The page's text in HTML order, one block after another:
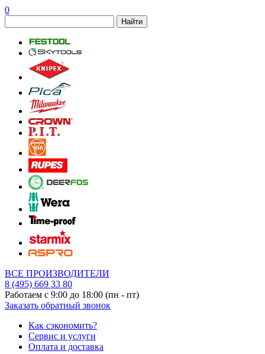
0
Найти
ВСЕ ПРОИЗВОДИТЕЛИ
8 (495) 669 33 80
Работаем с 9:00 до 18:00 (пн - пт)
Заказать обратный звонок
Как сэкономить?
Сервис и услуги
Оплата и доставка